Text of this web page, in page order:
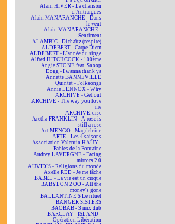
Alain HIVER - La chanson
d'Antraigues
Alain MANARANCHE - Dans
le vent
Alain MANARANCHE -
Sentiment
ALAMBIC - Dichaïtz (respire)
ALDEBERT - Carpe Diem
ALDEBERT - L'année du singe
Alfred HITCHCOCK - 100ème
Angie STONE feat. Snoop
Dogg - I wanna thank ya
Annette BANNEVILLE
Quintet - Folksongs
Annie LENNOX - Why
ARCHIVE - Get out
ARCHIVE - The way you love
me
ARCHIVE:disc
Aretha FRANKLIN - A rose is
still a rose
Art MENGO - Magdeleine
ARTE - Les 4 saisons
Association Valentin HAÜY -
Fables de la Fontaine
Audrey LAVERGNE - Facing
mirrors 2.0
AUVIDIS - Religions du monde
Axelle RED - Je me fâche
BABEL - La vie est un cirque
BABYLON ZOO - All the
money's gone
BALLANTINE'S Le rituel
BANGER SISTERS
BAOBAB - 3 mix dub
BARCLAY - ISLAND -
Opération Libération